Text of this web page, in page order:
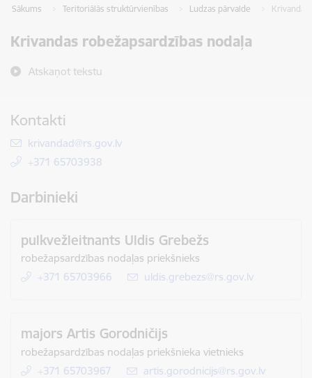
Sākums Teritoriālās struktūrvienības Ludzas pārvalde
Krivandas robežapsardzības nodaļa
Atskaņot tekstu
Kontakti
E-pasts:
krivandad@rs.gov.lv
+371 65703938
Darbinieki
pulkvežleitnants Uldis Grebežs
robežapsardzības nodaļas priekšnieks
+371 65703966
E-pasts:
uldis.grebezs@rs.gov.lv
majors Artis Gorodničijs
robežapsardzības nodaļas priekšnieka vietnieks
+371 65703967
E-pasts:
artis.gorodnicijs@rs.gov.lv